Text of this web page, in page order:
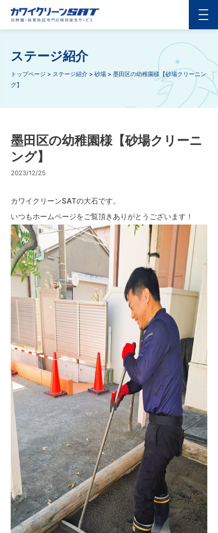
ステージ紹介
トップページ > ステージ紹介 > 砂場 > 墨田区の幼稚園様【砂場クリーニン
グ】
墨田区の幼稚園様【砂場クリーニ
ング】
2023/12/25
カワイクリーンSATの大石です。
いつもホームページをご覧頂きありがとうございます！